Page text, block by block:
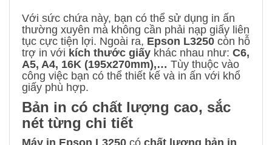
Với sức chứa này, bạn có thể sử dụng in ấn
thường xuyên mà không cần phải nạp giấy liên
tục cực tiện lợi. Ngoài ra, Epson L3250 còn hỗ
trợ in với kích thước giấy khác nhau như: C6,
A5, A4, 16K (195x270mm),… Tùy thuộc vào
công việc bạn có thể thiết kế và in ấn với khổ
giấy phù hợp.
Bản in có chất lượng cao, sắc
nét từng chi tiết